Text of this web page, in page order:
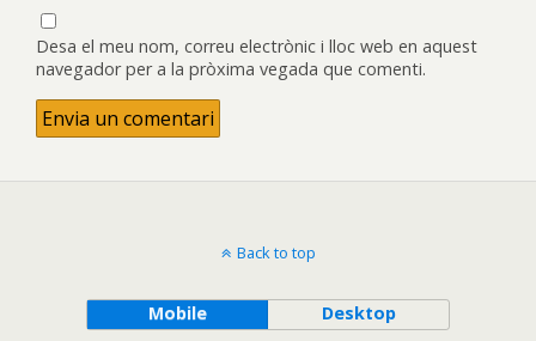
Desa el meu nom, correu electrònic i lloc web en aquest
navegador per a la pròxima vegada que comenti.
Back to top
Mobile Desktop